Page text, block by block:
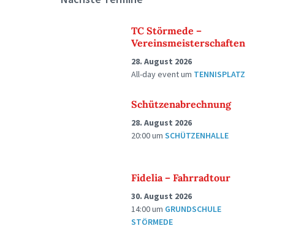
TC Störmede –
Vereinsmeisterschaften
28. August 2026
All-day eventum TENNISPLATZ
Schützenabrechnung
28. August 2026
20:00umSCHÜTZENHALLE
Fidelia – Fahrradtour
30. August 2026
14:00um GRUNDSCHULE
STÖRMEDE